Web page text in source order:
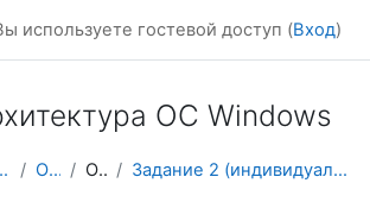
содержанию
используете гостевой доступ (Вход)
ОС Windows
OS-WIN Общее Задание 2 (индивидуальное): использование графики